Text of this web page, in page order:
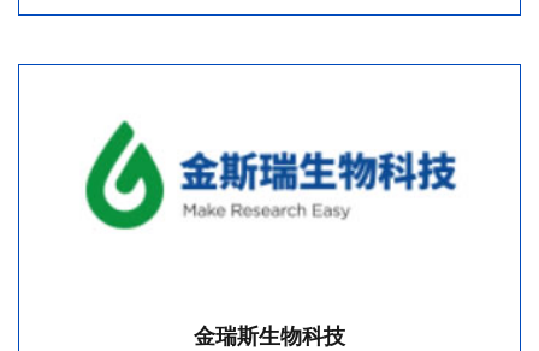
金瑞斯生物科技